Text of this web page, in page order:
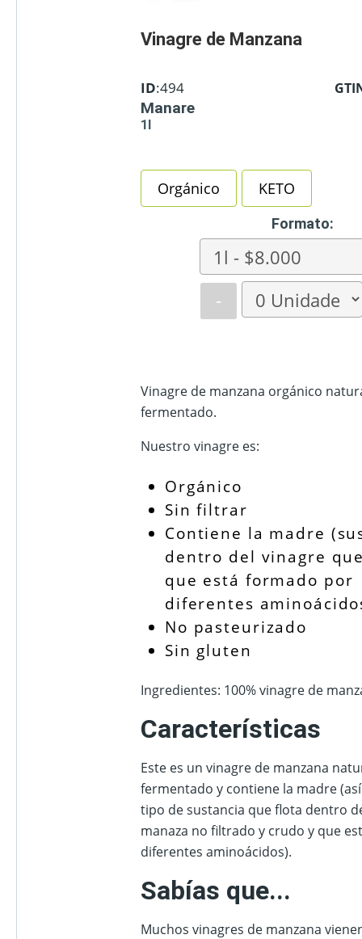
Vinagre de Manzana
ID:494
Manare
1l
Orgánico KETO
Formato:
-
Vinagre de manzana orgánico
fermentado.
Nuestro vinagre es:
Orgánico
Sin filtrar
Contiene la madre
dentro del vinagre
que está formado por
diferentes
No pasteurizado
Sin gluten
Ingredientes: 100% vinagre de
Características
Este es un vinagre de manzana
fermentado y contiene la madre
tipo de sustancia que flota dentro
manaza no filtrado y crudo y que
diferentes aminoácidos).
Sabías que...
Muchos vinagres de manzana